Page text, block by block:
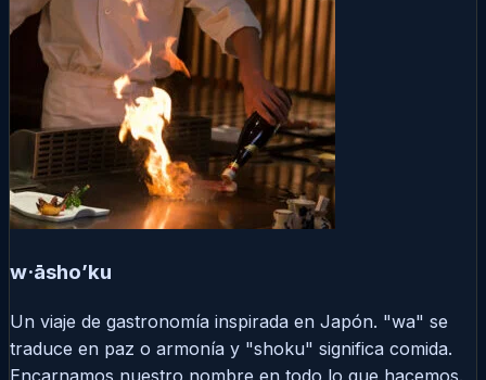
w·āsho’ku
Un viaje de gastronomía inspirada en Japón. "wa" se
traduce en paz o armonía y "shoku" significa comida.